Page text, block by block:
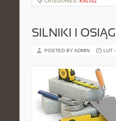
SILNIKI I OSIĄGI
POSTED BY ADMIN LUT